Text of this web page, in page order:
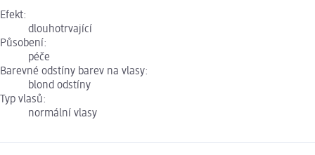
Efekt:
dlouhotrvající
Působení:
péče
Barevné odstíny barev na vlasy:
blond odstíny
Typ vlasů:
normální vlasy